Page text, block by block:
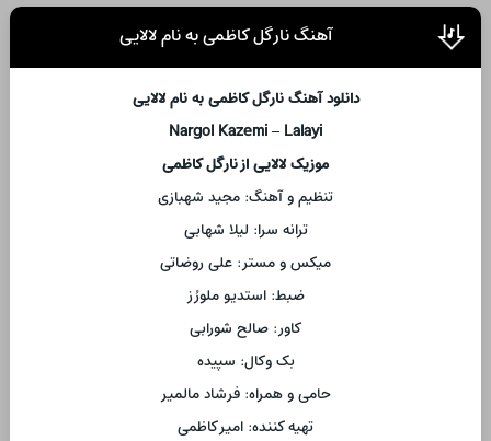
آهنگ نارگل کاظمی به نام لالایی
دانلود آهنگ نارگل کاظمی به نام لالایی
Nargol Kazemi – Lalayi
موزیک لالایی از نارگل کاظمی
تنظیم و آهنگ: مجید شهبازی
ترانه سرا: لیلا شهابی
میکس و مستر: علی روضاتی
ضبط: استدیو ملورُز
کاور: صالح شورابی
بک وکال: سپیده
حامی و همراه: فرشاد مالمیر
تهیه کننده: امیر کاظمی